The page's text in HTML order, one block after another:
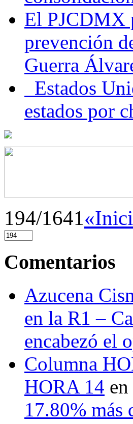
El PJCDMX
prevención
Guerra
Estados
estados por
194/1641
Comentarios
Azucena
en la R1 –
encabezó el
Columna
HORA 14 en
17.80% más